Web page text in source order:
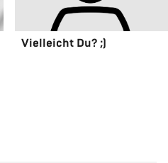
Viel­leicht Du? ;)